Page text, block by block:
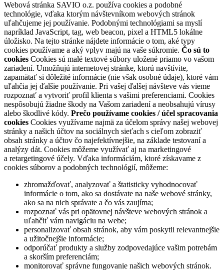
Webová stránka SAVIO o.z. používa cookies a podobné
technológie, vďaka ktorým návštevníkom webových stránok
uľahčujeme jej používanie. Podobnými technológiami sa myslí
napríklad JavaScript, tag, web beacon, pixel a HTML5 lokálne
úložisko. Na tejto stránke nájdete informácie o tom, aké typy
cookies používame a aký vplyv majú na vaše súkromie. Čo sú to
cookies Cookies sú malé textové súbory uložené priamo vo vašom
zariadení. Umožňujú internetovej stránke, ktorú navštívite,
zapamätať si dôležité informácie (nie však osobné údaje), ktoré vám
uľahčia jej ďalšie používanie. Pri vašej ďalšej návšteve vás vieme
rozpoznať a vytvoriť profil klienta s vašimi preferenciami. Cookies
nespôsobujú žiadne škody na Vašom zariadení a neobsahujú vírusy
alebo škodlivé kódy. Prečo používame cookies / účel spracovania
cookies Cookies využívame najmä za účelom správy našej webovej
stránky a našich účtov na sociálnych sieťach s cieľom zobraziť
obsah stránky a účtov čo najefektívnejšie, na základe testovaní a
analýzy dát. Cookies môžeme využívať aj na marketingové
a retargetingové účely. Vďaka informáciám, ktoré získavame z
cookies súborov a podobných technológií, môžeme:
zhromažďovať, analyzovať a štatisticky vyhodnocovať
informácie o tom, ako sa dostávate na naše webové stránky,
ako sa na nich správate a čo vás zaujíma;
rozpoznať vás pri opätovnej návšteve webových stránok a
uľahčiť vám navigáciu na webe;
personalizovať obsah stránok, aby vám poskytli relevantnejšie
a užitočnejšie informácie;
odporúčať produkty a služby zodpovedajúce vašim potrebám
a skorším preferenciám;
monitorovať správne fungovanie našich webových stránok.